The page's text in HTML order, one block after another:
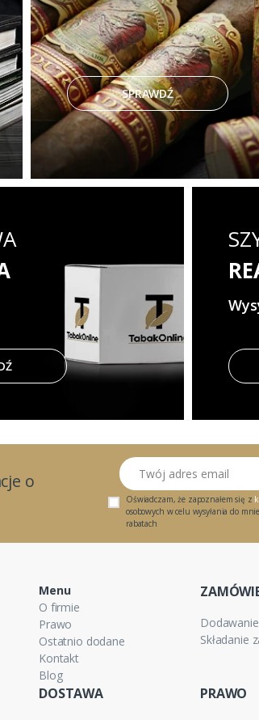
SPRAWDŹ
o
Twój adres email
Oświadczam, że zapoznałem się z
osobowych w celu wysyłania do
rabatach
Menu
O firmie
Prawo
Ostatnio dodane
Kontakt
Blog
Składanie
DOSTAWA PRAWO